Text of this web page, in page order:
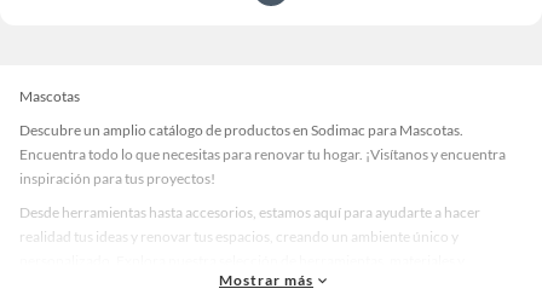
Mascotas
Descubre un amplio catálogo de productos en Sodimac para Mascotas.
Encuentra todo lo que necesitas para renovar tu hogar. ¡Visítanos y encuentra
inspiración para tus proyectos!
Desde herramientas hasta accesorios, estamos aquí para ayudarte a hacer
realidad tus ideas y renovar tus espacios, creando un ambiente único y
accesorios de calidad que te ayudarán a crear un espacio más tú.
Mostrar más